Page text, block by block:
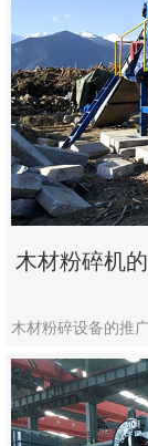
木材粉碎机
木材粉碎设备的推